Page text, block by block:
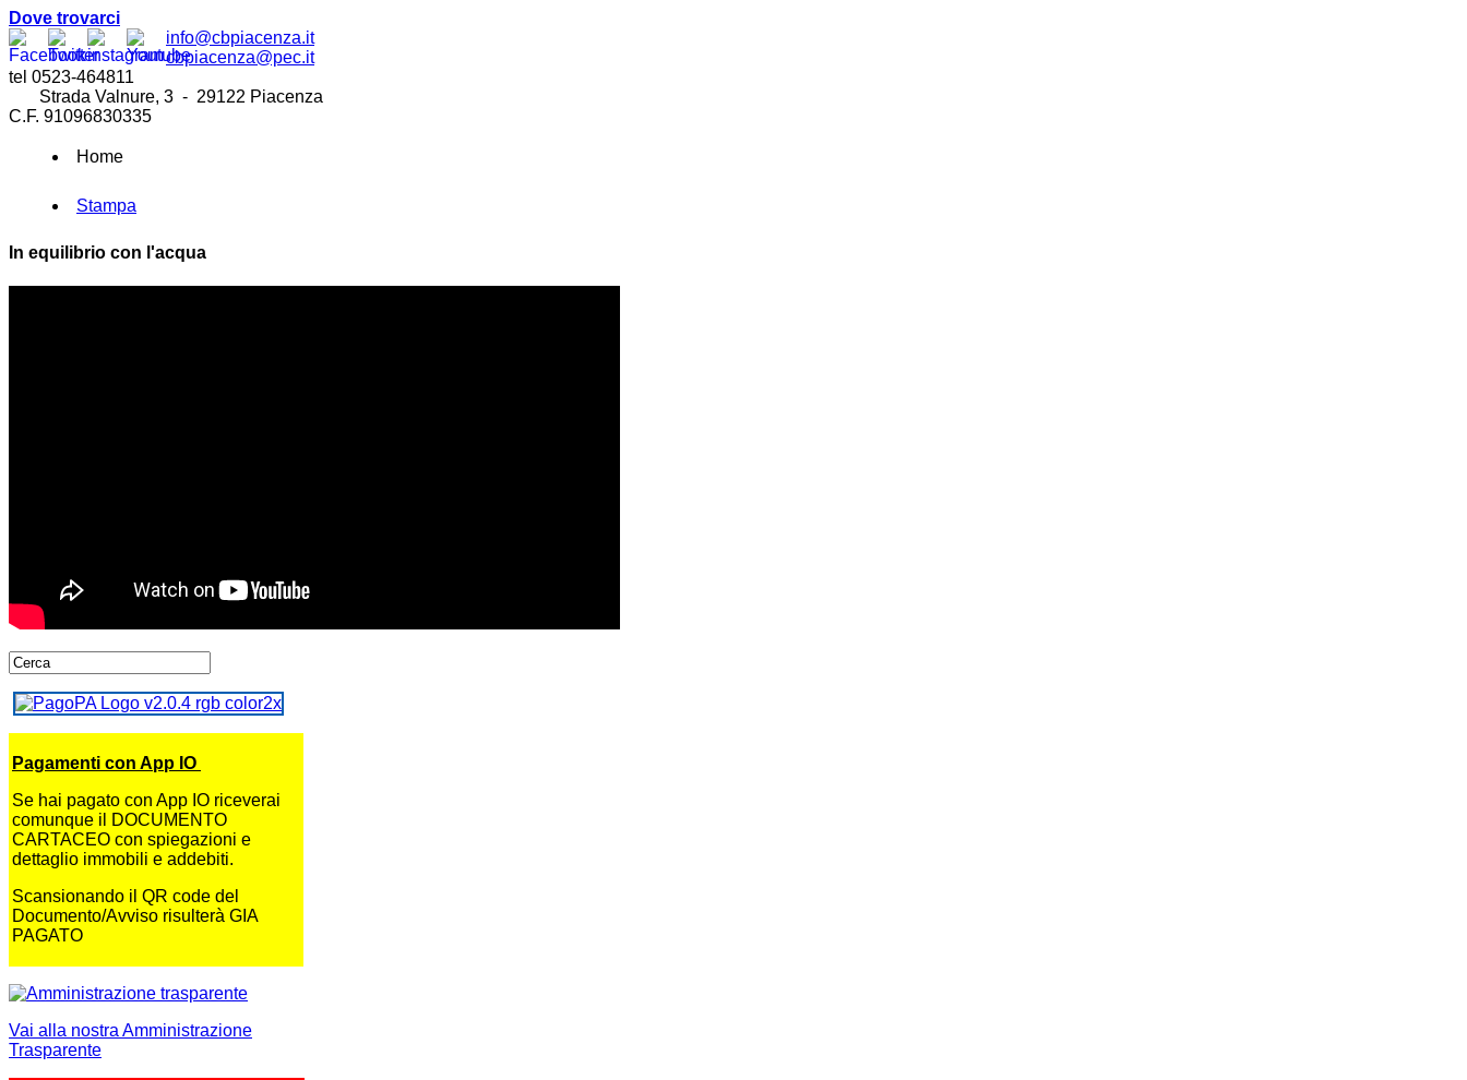
Dove trovarci
info@cbpiacenza.it
cbpiacenza@pec.it
tel 0523-464811
Strada Valnure, 3 - 29122 Piacenza
C.F. 91096830335
Home
Stampa
In equilibrio con l'acqua
Pagamenti con App IO
Se hai pagato con App IO riceverai
comunque il DOCUMENTO
CARTACEO con spiegazioni e
dettaglio immobili e addebiti.
Scansionando il QR code del
Documento/Avviso risulterà GIA
PAGATO
Vai alla nostra Amministrazione
Trasparente